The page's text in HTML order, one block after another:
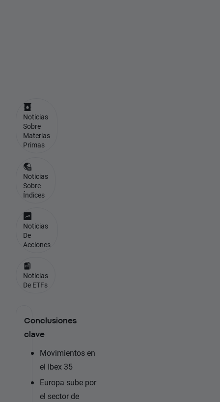
Conclusiones
clave
Movimientos en
el Ibex 35
Europa sube por
el sector de
Noticias
Sobre
Materias
Primas
Noticias
Sobre
Índices
Noticias
De
Acciones
Noticias
De ETFs